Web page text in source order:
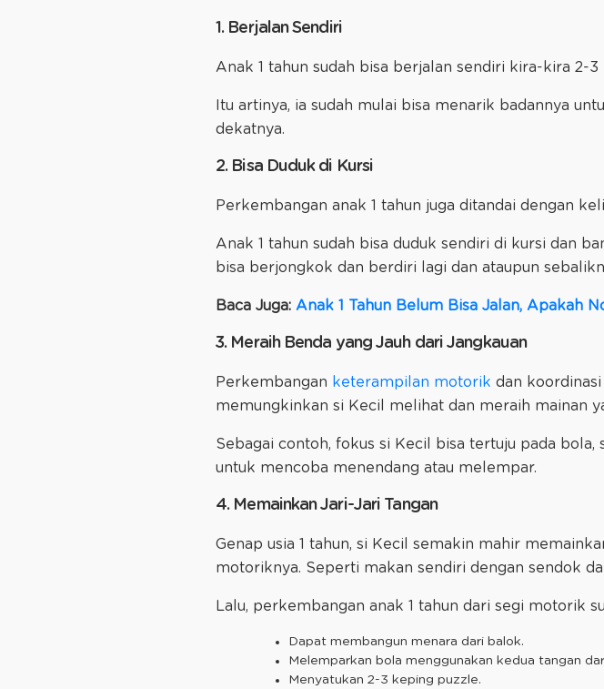
1. Berjalan Sendiri
Anak 1 tahun sudah bisa berjalan sendiri kira-kira 2-
Itu artinya, ia sudah mulai bisa menarik badannya
dekatnya.
2. Bisa Duduk di Kursi
Perkembangan anak 1 tahun juga ditandai dengan
Anak 1 tahun sudah bisa duduk sendiri di kursi dan
bisa berjongkok dan berdiri lagi dan ataupun
Baca Juga: Anak 1 Tahun Belum Bisa Jalan, Apakah
3. Meraih Benda yang Jauh dari Jangkauan
Perkembangan keterampilan motorik dan
memungkinkan si Kecil melihat dan meraih mainan
Sebagai contoh, fokus si Kecil bisa tertuju pada
untuk mencoba menendang atau melempar.
4. Memainkan Jari-Jari Tangan
Genap usia 1 tahun, si Kecil semakin mahir
motoriknya. Seperti makan sendiri dengan sendok
Lalu, perkembangan anak 1 tahun dari segi motorik
Dapat membangun menara dari balok.
Melemparkan bola menggunakan kedua tangan
Menyatukan 2-3 keping puzzle.